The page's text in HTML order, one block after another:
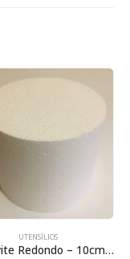
UTENSÍLIOS
Esferovite Redondo – 10cm Espessura